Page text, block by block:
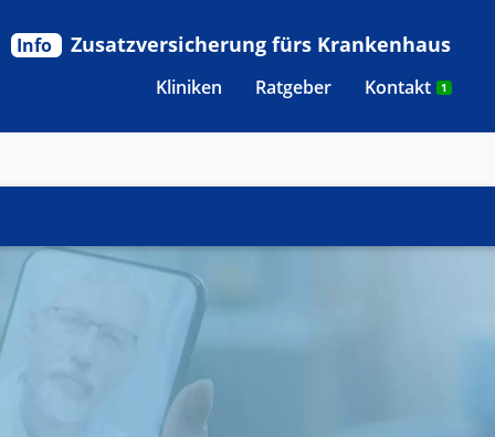
Kliniken Ratgeber Kontakt 1
Info Zusatzversicherung fürs Krankenhaus